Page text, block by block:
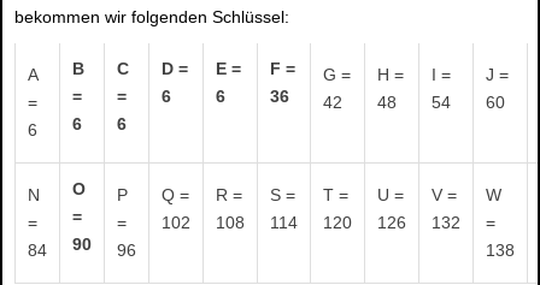
bekommen wir folgenden Schlüssel:
A
=
6
B
=
6
C
=
6
D =
6
E =
6
F =
36
G =
42
H =
48
I =
54
J =
60
N
=
84
O
=
90
P
=
96
Q =
102
R =
108
S =
114
T =
120
U =
126
V =
132
W
=
138